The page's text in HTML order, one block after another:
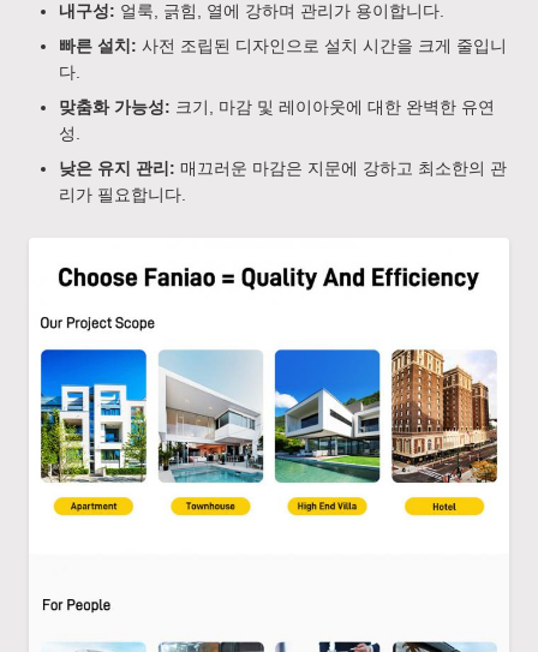
내구성: 얼룩, 긁힘, 열에 강하며 관리가 용이합니다.
빠른 설치: 사전 조립된 디자인으로 설치 시간을 크게 줄입니
다.
맞춤화 가능성: 크기, 마감 및 레이아웃에 대한 완벽한 유연
성.
낮은 유지 관리: 매끄러운 마감은 지문에 강하고 최소한의 관
리가 필요합니다.